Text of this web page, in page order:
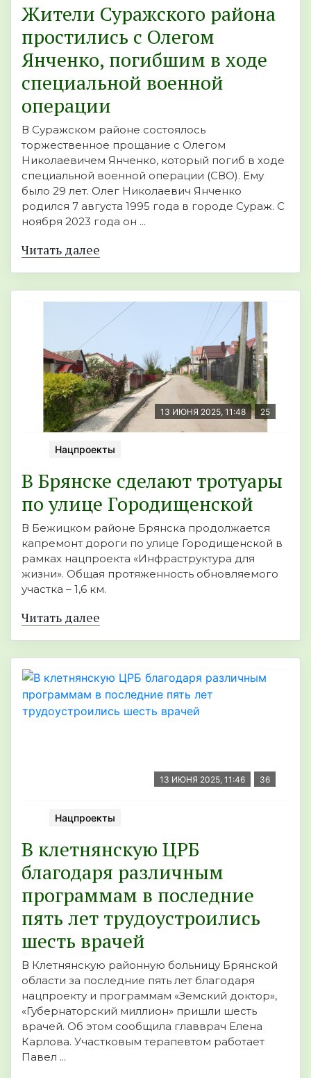
Жители Суражского района
простились с Олегом
Янченко, погибшим в ходе
специальной военной
операции
В Суражском районе состоялось
торжественное прощание с Олегом
Николаевичем Янченко, который погиб в ходе
специальной военной операции (СВО). Ему
было 29 лет. Олег Николаевич Янченко
родился 7 августа 1995 года в городе Сураж. С
ноября 2023 года он ...
Читать далее
13 ИЮНЯ 2025, 11:48 25
Нацпроекты
В Брянске сделают тротуары
по улице Городищенской
В Бежицком районе Брянска продолжается
капремонт дороги по улице Городищенской в
рамках нацпроекта «Инфраструктура для
жизни». Общая протяженность обновляемого
участка – 1,6 км.
Читать далее
13 ИЮНЯ 2025, 11:46 36
Нацпроекты
В клетнянскую ЦРБ
благодаря различным
программам в последние
пять лет трудоустроились
шесть врачей
В Клетнянскую районную больницу Брянской
области за последние пять лет благодаря
нацпроекту и программам «Земский доктор»,
«Губернаторский миллион» пришли шесть
врачей. Об этом сообщила главврач Елена
Карлова. Участковым терапевтом работает
Павел ...